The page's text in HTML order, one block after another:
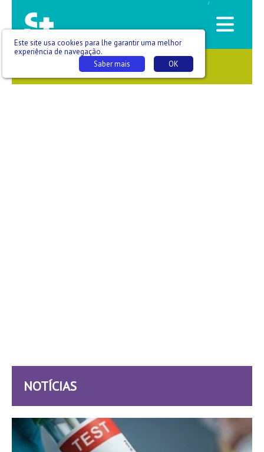
/
SAÚDE QUE SE VÊ
NOTÍCIAS
Este site usa cookies para lhe garantir uma melhor
experiência de navegação.
OK
Saber mais